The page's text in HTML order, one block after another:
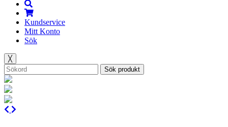
Kundservice
Mitt Konto
Sök
╳
Sök produkt